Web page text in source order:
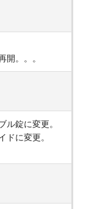
開。。。
ル錠に変更。
ドに変更。